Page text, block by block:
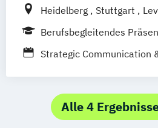
Heidelberg Stuttgart
Hamburg
Berufsbegleitendes
Vollzeit
Strategic Communication
Alle 4